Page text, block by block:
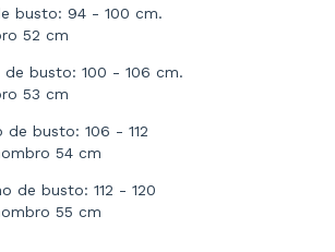
busto: 94 - 100 cm.
52 cm
de busto: 100 - 106 cm.
53 cm
de busto: 106 - 112
54 cm
de busto: 112 - 120
55 cm